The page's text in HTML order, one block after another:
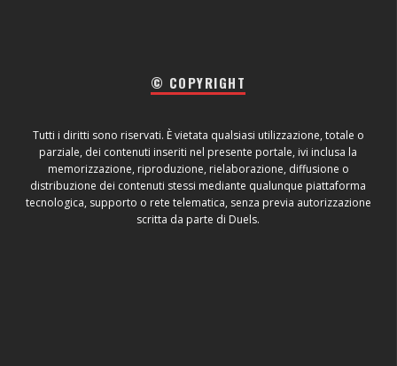
© COPYRIGHT
Tutti i diritti sono riservati. È vietata qualsiasi utilizzazione, totale o
parziale, dei contenuti inseriti nel presente portale, ivi inclusa la
memorizzazione, riproduzione, rielaborazione, diffusione o
distribuzione dei contenuti stessi mediante qualunque piattaforma
tecnologica, supporto o rete telematica, senza previa autorizzazione
scritta da parte di Duels.